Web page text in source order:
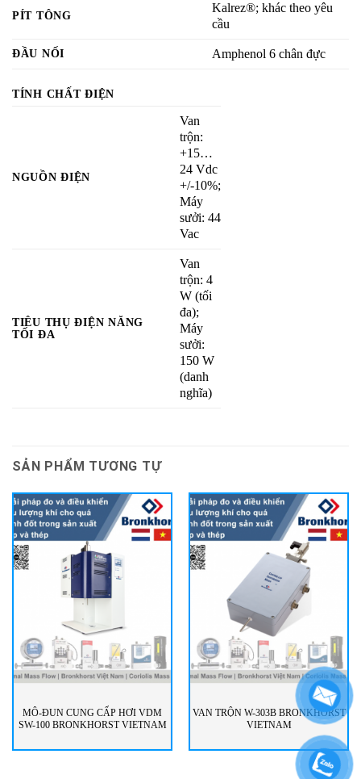
PÍT TÔNG
Kalrez®; khác theo yêu
cầu
ĐẦU NỐI Amphenol 6 chân đực
TÍNH CHẤT ĐIỆN
NGUỒN ĐIỆN
Van
trộn:
+15…
24 Vdc
+/-10%;
Máy
sưởi: 44
Vac
TIÊU THỤ ĐIỆN NĂNG
TỐI ĐA
Van
trộn: 4
W (tối
đa);
Máy
sưởi:
150 W
(danh
nghĩa)
SẢN PHẨM TƯƠNG TỰ
MÔ-ĐUN CUNG CẤP HƠI VDM
SW-100 BRONKHORST VIETNAM
VAN TRỘN W-303B BRONKHORST
VIETNAM